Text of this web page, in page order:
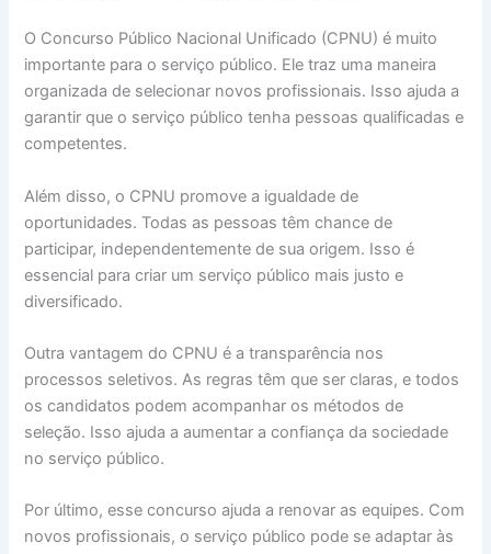
O Concurso Público Nacional Unificado (CPNU) é muito
importante para o serviço público. Ele traz uma maneira
organizada de selecionar novos profissionais. Isso ajuda a
garantir que o serviço público tenha pessoas qualificadas e
competentes.
Além disso, o CPNU promove a igualdade de
oportunidades. Todas as pessoas têm chance de
participar, independentemente de sua origem. Isso é
essencial para criar um serviço público mais justo e
diversificado.
Outra vantagem do CPNU é a transparência nos
processos seletivos. As regras têm que ser claras, e todos
os candidatos podem acompanhar os métodos de
seleção. Isso ajuda a aumentar a confiança da sociedade
no serviço público.
Por último, esse concurso ajuda a renovar as equipes. Com
novos profissionais, o serviço público pode se adaptar às